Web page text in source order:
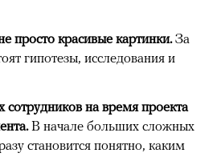
просто красивые картинки.За
гипотезы, исследования и
сотрудников на время проекта
В начале больших сложных
становится понятно, каким